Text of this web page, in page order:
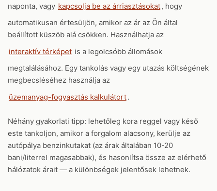
naponta, vagy kapcsolja be az árriasztásokat, hogy
automatikusan értesüljön, amikor az ár az Ön által
beállított küszöb alá csökken. Használhatja az
interaktív térképet is a legolcsóbb állomások
megtalálásához. Egy tankolás vagy egy utazás költségének
megbecsléséhez használja az
üzemanyag-fogyasztás kalkulátort.
Néhány gyakorlati tipp: lehetőleg kora reggel vagy késő
este tankoljon, amikor a forgalom alacsony, kerülje az
autópálya benzinkutakat (az árak általában 10-20
bani/literrel magasabbak), és hasonlítsa össze az elérhető
hálózatok árait — a különbségek jelentősek lehetnek.